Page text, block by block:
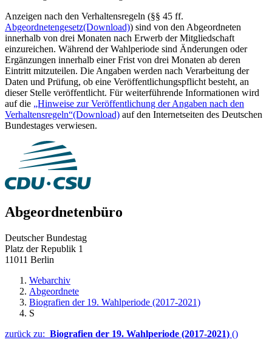
Anzeigen nach den Verhaltensregeln (§§ 45 ff.
Abgeordnetengesetz(Download)) sind von den Abgeordneten
innerhalb von drei Monaten nach Erwerb der Mitgliedschaft
einzureichen. Während der Wahlperiode sind Änderungen oder
Ergänzungen innerhalb einer Frist von drei Monaten ab deren
Eintritt mitzuteilen. Die Angaben werden nach Verarbeitung der
Daten und Prüfung, ob eine Veröffentlichungspflicht besteht, an
dieser Stelle veröffentlicht. Für weiterführende Informationen wird
auf die „Hinweise zur Veröffentlichung der Angaben nach den
Verhaltensregeln“(Download) auf den Internetseiten des Deutschen
Bundestages verwiesen.
Abgeordnetenbüro
Deutscher Bundestag
Platz der Republik 1
11011 Berlin
Webarchiv
Abgeordnete
Biografien der 19. Wahlperiode (2017-2021)
S
zurück zu: Biografien der 19. Wahlperiode (2017-2021) ()